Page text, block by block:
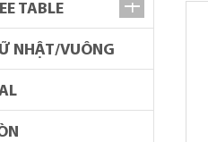
TABLE
NHẬT/VUÔNG